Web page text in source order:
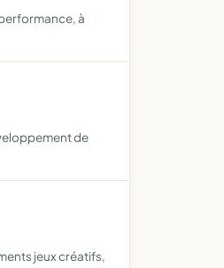
à
de
jeux créatifs,